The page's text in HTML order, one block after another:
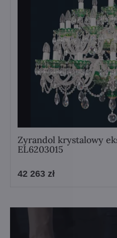
Zyrandol krystalowy
EL6203015
42 263 zł